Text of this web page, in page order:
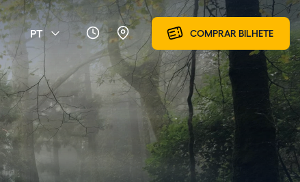
PT COMPRAR BILHETE